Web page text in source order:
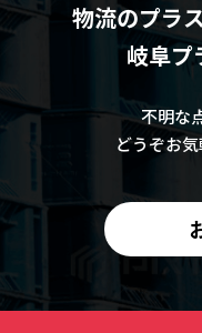
物流のプラ
岐阜プ
不明な
どうぞお